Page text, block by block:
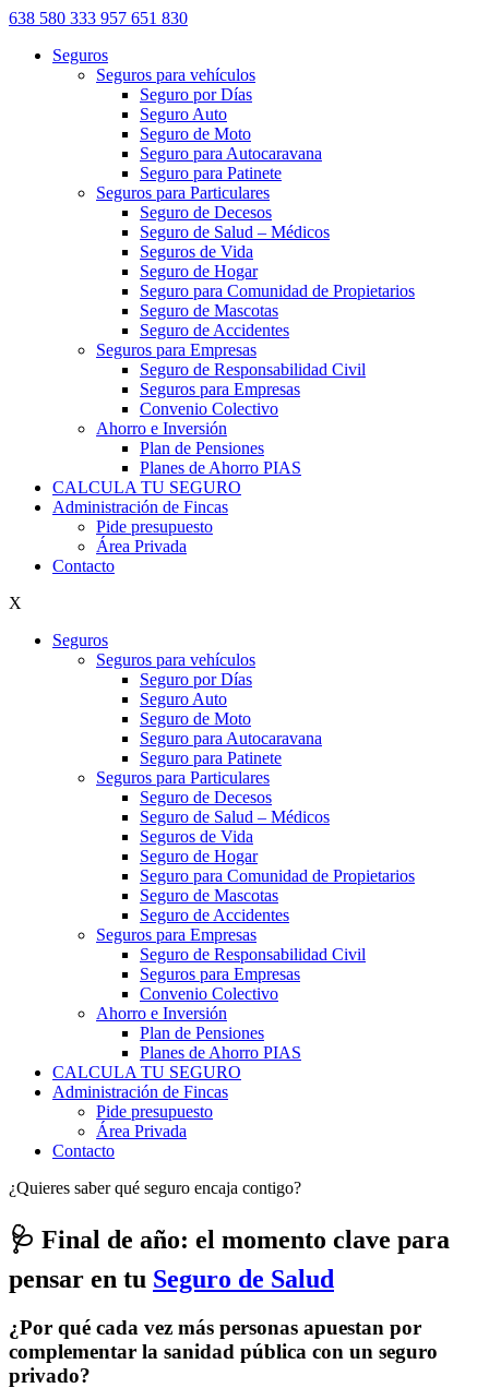
638 580 333 957 651 830
Seguros
Seguros para vehículos
Seguro por Días
Seguro Auto
Seguro de Moto
Seguro para Autocaravana
Seguro para Patinete
Seguros para Particulares
Seguro de Decesos
Seguro de Salud – Médicos
Seguros de Vida
Seguro de Hogar
Seguro para Comunidad de Propietarios
Seguro de Mascotas
Seguro de Accidentes
Seguros para Empresas
Seguro de Responsabilidad Civil
Seguros para Empresas
Convenio Colectivo
Ahorro e Inversión
Plan de Pensiones
Planes de Ahorro PIAS
CALCULA TU SEGURO
Administración de Fincas
Pide presupuesto
Área Privada
Contacto
X
Seguros
Seguros para vehículos
Seguro por Días
Seguro Auto
Seguro de Moto
Seguro para Autocaravana
Seguro para Patinete
Seguros para Particulares
Seguro de Decesos
Seguro de Salud – Médicos
Seguros de Vida
Seguro de Hogar
Seguro para Comunidad de Propietarios
Seguro de Mascotas
Seguro de Accidentes
Seguros para Empresas
Seguro de Responsabilidad Civil
Seguros para Empresas
Convenio Colectivo
Ahorro e Inversión
Plan de Pensiones
Planes de Ahorro PIAS
CALCULA TU SEGURO
Administración de Fincas
Pide presupuesto
Área Privada
Contacto
¿Quieres saber qué seguro encaja contigo?
🩺 Final de año: el momento clave para
pensar en tu Seguro de Salud
¿Por qué cada vez más personas apuestan por
complementar la sanidad pública con un seguro
privado?